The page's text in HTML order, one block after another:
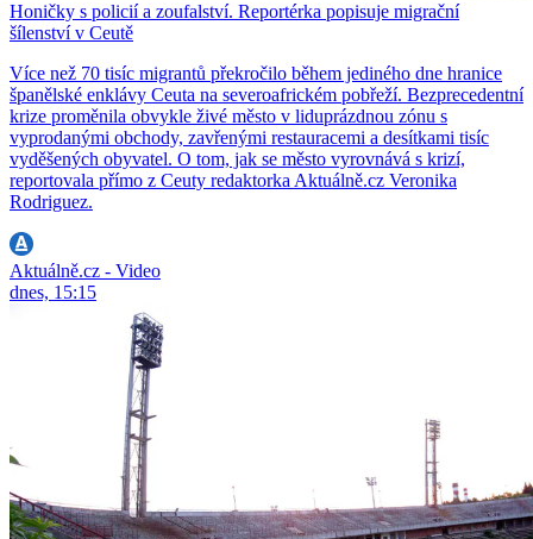
Honičky s policií a zoufalství. Reportérka popisuje migrační
šílenství v Ceutě
Více než 70 tisíc migrantů překročilo během jediného dne hranice
španělské enklávy Ceuta na severoafrickém pobřeží. Bezprecedentní
krize proměnila obvykle živé město v liduprázdnou zónu s
vyprodanými obchody, zavřenými restauracemi a desítkami tisíc
vyděšených obyvatel. O tom, jak se město vyrovnává s krizí,
reportovala přímo z Ceuty redaktorka Aktuálně.cz Veronika
Rodriguez.
Aktuálně.cz - Video
dnes, 15:15